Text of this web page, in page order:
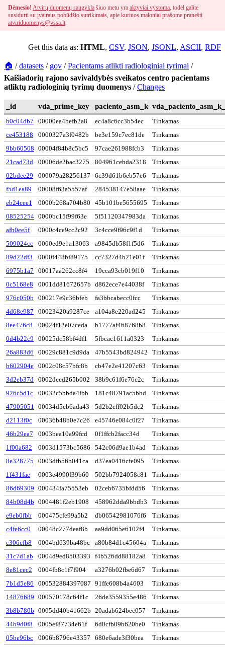
Dėmesio! Atvirų duomenų saugykla šiuo metu yra aktyviai vystoma, todėl galite
susidurti su įvairaus pobūdžio sutrikimais, apie kuriuos maloniai prašome pranešti
atviriduomenys@vssa.lt.
Get this data as: HTML, CSV, JSON, JSONL, ASCII, RDF
🏠 /datasets / gov /Pacientams atlikti radiologiniai tyrimai /
Kaišiadorių rajono savivaldybės sveikatos centro pacientams
atliktų radiologinių tyrimų duomenys /Changes
_id vda_prime_key paciento_asm_k
b0c04db7 00000ea4befb2a8 ec4a8c6cc3b54ec
Tinkamas
ce453188
0000327a3f0482b be3e159c7ec81de
Tinkamas
9bb60508 00004f84b8c5bc5 97cae261988fcb3
Tinkamas
21cad73d
00006de2bac3275 804961cebda2318
Tinkamas
02bdee29
000079a28256137 6c39d61b6eb57e6
Tinkamas
f5d1ea89
00008f63a5557af 284538147e58aae
Tinkamas
eb24cee1
0000b268a704b80 45b101be5655695
Tinkamas
08525254 0000bc15f99f63e 5f51120347983da
Tinkamas
afb0ee5f
0000c4ce9cc2c92 3c4cce9f96c9f1d
Tinkamas
509024cc
0000ed9e1a13063 a9845db58f1f5d6
Tinkamas
89d22df3
0000f448bf89175 cc7327d4b21e01f
Tinkamas
6975b1a7
00017aa262cc8f4 19cca93cb019f10
Tinkamas
0c5168e8
0001dd81672657b d862ece7e44038f
Tinkamas
976c050b
000217e9c36bfeb fa3bbcabecc0fcc
Tinkamas
4d68e987
00023420a9287ce a104a8e220ad245
Tinkamas
8ee476c8
00024f12e07ceda b1777af468768b8
Tinkamas
0d4b22c9
00025dc58bf4df1 5fbcac1611a0323
Tinkamas
26a883d6
00029c881c9d9da 47b5543bd824942
Tinkamas
b602904e 0002c08c57bfc8b cb47e2e41207c63
Tinkamas
3d2eb37d 0002dced265b002 38b9c61f6e76c2c
Tinkamas
926c5d1c
00032c5bbda4fbb 181c48791ac5bbd
Tinkamas
47905051 00034d5cb6ada43 5d2b2cff02b5dc2
Tinkamas
d2113f0c
00036b48b0e7c26 e45746e084c0f27
Tinkamas
46b29ea7
0003bea10a99fcd 0f1ffcb2facc34d
Tinkamas
1f00a682
0003d1573bc5686 542c06d9ae1b4ad
Tinkamas
8e328775
0003dfb56b041ca d37ea0416cfe095
Tinkamas
1f431fae
0003e4990f39b60 502bb7924058c81
Tinkamas
86d69309 000434fa75553eb 02ceb6735bfdd56
Tinkamas
84b08d4b 0004481f2eb1908 458962dda9bbdb3
Tinkamas
e9eb0fbb
000475cfe99a5b2 db06542981076f6
Tinkamas
c4fe6cc0
00048c277deaf8b aa9dd065e6102f4
Tinkamas
c306cfb8
0004bd639ba48bc a80b84d1c45604a
Tinkamas
31c7d1ab
0004d9ed8503393 f4b526dd88182a8
Tinkamas
8e81cec2
0004fb8c1f7f904 a3276b02fbe6d67
Tinkamas
7b1d5e86
000532884397087 91ffe608b4a4603
Tinkamas
14876689 000570178c64f1c 26de3559355e486
Tinkamas
3b8b780b 0005dd40b41662b 20adab624bec057
Tinkamas
44b9d0f8
0005ef87734e61f 6d0cfb09b620be0
Tinkamas
05be96bc
0006b8796e43357 680e6ade3f30bea
Tinkamas